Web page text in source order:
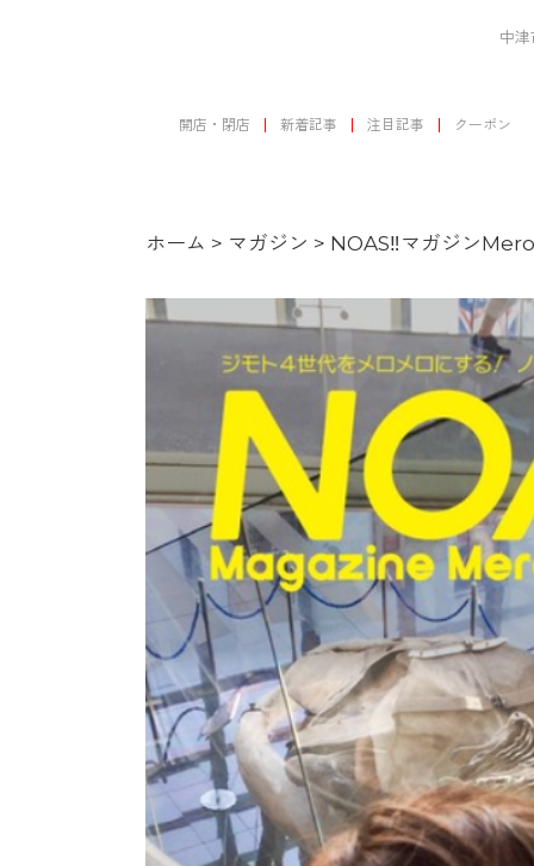
中
開店・閉店 新着記事 注目記事 クーポン
ホーム > マガジン > NOAS‼マガジン